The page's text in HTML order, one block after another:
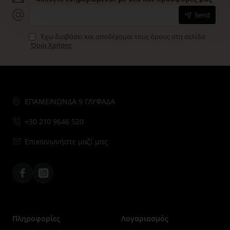
Send
Έχω διαβάσει και αποδέχομαι τους όρους στη σελίδα
Όροι Χρήσης
ΕΠΑΜΕΙΝΩΝΔΑ 9 ΓΛΥΦΑΔΑ
+30 210 9646 520
Επικοινωνήστε μαζί μας
FacebookInstagram
Πληροφορίες Λογαριασμός